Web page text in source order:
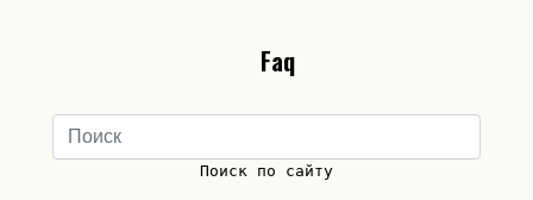
Faq
Поиск по сайту